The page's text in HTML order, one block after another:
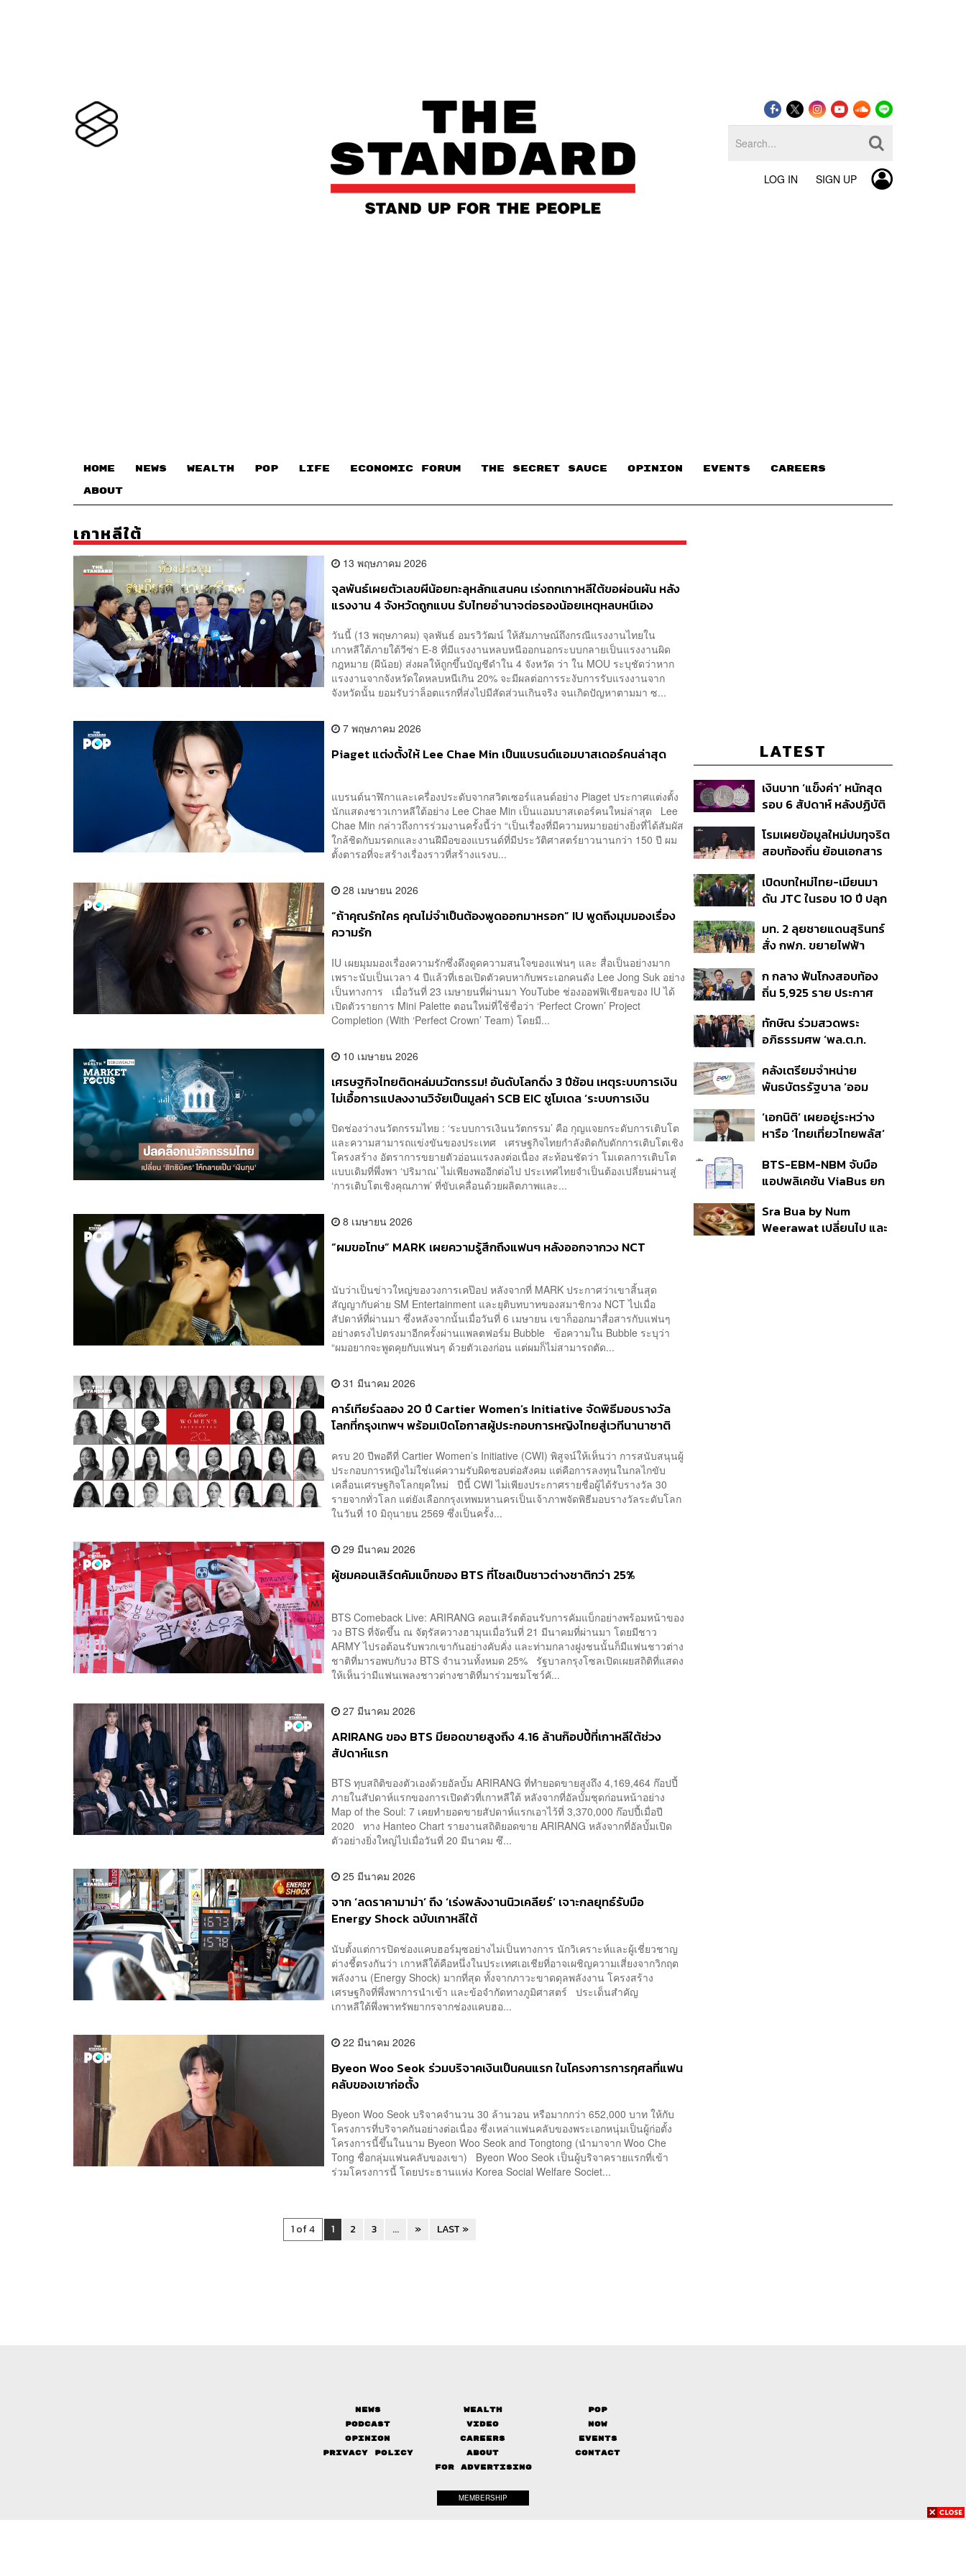
LOG IN SIGN UP
HOME NEWS WEALTH POP LIFE ECONOMIC FORUM THE SECRET SAUCE​ OPINION EVENTS CAREERS
ABOUT
เกาหลีใต้
13 พฤษภาคม 2026
จุลพันธ์เผยตัวเลขผีน้อยทะลุหลักแสนคน เร่งถกเกาหลีใต้ขอผ่อนผัน หลัง
แรงงาน 4 จังหวัดถูกแบน รับไทยอำนาจต่อรองน้อยเหตุหลบหนีเอง
วันนี้ (13 พฤษภาคม) จุลพันธ์ อมรวิวัฒน์ ให้สัมภาษณ์ถึงกรณีแรงงานไทยใน
เกาหลีใต้ภายใต้วีซ่า E-8 ที่มีแรงงานหลบหนีออกนอกระบบกลายเป็นแรงงานผิด
กฎหมาย (ผีน้อย) ส่งผลให้ถูกขึ้นบัญชีดำใน 4 จังหวัด ว่า ใน MOU ระบุชัดว่าหาก
แรงงานจากจังหวัดใดหลบหนีเกิน 20% จะมีผลต่อการระงับการรับแรงงานจาก
จังหวัดนั้น ยอมรับว่าล็อตแรกที่ส่งไปมีสัดส่วนเกินจริง จนเกิดปัญหาตามมา ซ...
7 พฤษภาคม 2026
Piaget แต่งตั้งให้ Lee Chae Min เป็นแบรนด์แอมบาสเดอร์คนล่าสุด
แบรนด์นาฬิกาและเครื่องประดับจากสวิตเซอร์แลนด์อย่าง Piaget ประกาศแต่งตั้ง
นักแสดงชาวเกาหลีใต้อย่าง Lee Chae Min เป็นแอมบาสเดอร์คนใหม่ล่าสุด Lee
Chae Min กล่าวถึงการร่วมงานครั้งนี้ว่า “เป็นเรื่องที่มีความหมายอย่างยิ่งที่ได้สัมผัส
ใกล้ชิดกับมรดกและงานฝีมือของแบรนด์ที่มีประวัติศาสตร์ยาวนานกว่า 150 ปี ผม
ตั้งตารอที่จะสร้างเรื่องราวที่สร้างแรงบ...
28 เมษายน 2026
“ถ้าคุณรักใคร คุณไม่จำเป็นต้องพูดออกมาหรอก” IU พูดถึงมุมมองเรื่อง
ความรัก
IU เผยมุมมองเรื่องความรักซึ่งดึงดูดความสนใจของแฟนๆ และ สื่อเป็นอย่างมาก
เพราะนับเป็นเวลา 4 ปีแล้วที่เธอเปิดตัวคบหากับพระเอกคนดัง Lee Jong Suk อย่าง
เป็นทางการ เมื่อวันที่ 23 เมษายนที่ผ่านมา YouTube ช่องออฟฟิเชียลของ IU ได้
เปิดตัวรายการ Mini Palette ตอนใหม่ที่ใช้ชื่อว่า ‘Perfect Crown’ Project
Completion (With ‘Perfect Crown’ Team) โดยมี...
10 เมษายน 2026
เศรษฐกิจไทยติดหล่มนวัตกรรม! อันดับโลกดิ่ง 3 ปีซ้อน เหตุระบบการเงิน
ไม่เอื้อการแปลงงานวิจัยเป็นมูลค่า SCB EIC ชูโมเดล ‘ระบบการเงิน
สามารถประเทศ
ปิดช่องว่างนวัตกรรมไทย : ‘ระบบการเงินนวัตกรรม’ คือ กุญแจยกระดับการเติบโต
และความสามารถแข่งขันของประเทศ เศรษฐกิจไทยกำลังติดกับดักการเติบโตเชิง
โครงสร้าง อัตราการขยายตัวอ่อนแรงลงต่อเนื่อง สะท้อนชัดว่า โมเดลการเติบโต
แบบเดิมที่พึ่งพา ‘ปริมาณ’ ไม่เพียงพออีกต่อไป ประเทศไทยจำเป็นต้องเปลี่ยนผ่านสู่
‘การเติบโตเชิงคุณภาพ’ ที่ขับเคลื่อนด้วยผลิตภาพและ...
8 เมษายน 2026
“ผมขอโทษ” MARK เผยความรู้สึกถึงแฟนๆ หลังออกจากวง NCT
นับว่าเป็นข่าวใหญ่ของวงการเคป๊อป หลังจากที่ MARK ประกาศว่าเขาสิ้นสุด
สัญญากับค่าย SM Entertainment และยุติบทบาทของสมาชิกวง NCT ไปเมื่อ
สัปดาห์ที่ผ่านมา ซึ่งหลังจากนั้นเมื่อวันที่ 6 เมษายน เขาก็ออกมาสื่อสารกับแฟนๆ
อย่างตรงไปตรงมาอีกครั้งผ่านแพลตฟอร์ม Bubble ข้อความใน Bubble ระบุว่า
“ผมอยากจะพูดคุยกับแฟนๆ ด้วยตัวเองก่อน แต่ผมก็ไม่สามารถตัด...
31 มีนาคม 2026
คาร์เทียร์ฉลอง 20 ปี Cartier Women’s Initiative จัดพิธีมอบรางวัล
โลกที่กรุงเทพฯ พร้อมเปิดโอกาสผู้ประกอบการหญิงไทยสู่เวทีนานาชาติ
ครบ 20 ปีพอดีที่ Cartier Women’s Initiative (CWI) พิสูจน์ให้เห็นว่า การสนับสนุนผู้
ประกอบการหญิงไม่ใช่แค่ความรับผิดชอบต่อสังคม แต่คือการลงทุนในกลไกขับ
เคลื่อนเศรษฐกิจโลกยุคใหม่ ปีนี้ CWI ไม่เพียงประกาศรายชื่อผู้ได้รับรางวัล 30
รายจากทั่วโลก แต่ยังเลือกกรุงเทพมหานครเป็นเจ้าภาพจัดพิธีมอบรางวัลระดับโลก
ในวันที่ 10 มิถุนายน 2569 ซึ่งเป็นครั้ง...
29 มีนาคม 2026
ผู้ชมคอนเสิร์ตคัมแบ็กของ BTS ที่โซลเป็นชาวต่างชาติกว่า 25%
BTS Comeback Live: ARIRANG คอนเสิร์ตต้อนรับการคัมแบ็กอย่างพร้อมหน้าของ
วง BTS ที่จัดขึ้น ณ จัตุรัสควางฮามุนเมื่อวันที่ 21 มีนาคมที่ผ่านมา โดยมีชาว
ARMY ไปรอต้อนรับพวกเขากันอย่างคับคั่ง และท่ามกลางฝูงชนนั้นก็มีแฟนชาวต่าง
ชาติที่มารอพบกับวง BTS จำนวนทั้งหมด 25% รัฐบาลกรุงโซลเปิดเผยสถิติที่แสดง
ให้เห็นว่ามีแฟนเพลงชาวต่างชาติที่มาร่วมชมโชว์คั...
27 มีนาคม 2026
ARIRANG ของ BTS มียอดขายสูงถึง 4.16 ล้านก๊อปปี้ที่เกาหลีใต้ช่วง
สัปดาห์แรก
BTS ทุบสถิติของตัวเองด้วยอัลบั้ม ARIRANG ที่ทำยอดขายสูงถึง 4,169,464 ก๊อปปี้
ภายในสัปดาห์แรกของการเปิดตัวที่เกาหลีใต้ หลังจากที่อัลบั้มชุดก่อนหน้าอย่าง
Map of the Soul: 7 เคยทำยอดขายสัปดาห์แรกเอาไว้ที่ 3,370,000 ก๊อปปี้เมื่อปี
2020 ทาง Hanteo Chart รายงานสถิติยอดขาย ARIRANG หลังจากที่อัลบั้มเปิด
ตัวอย่างยิ่งใหญ่ไปเมื่อวันที่ 20 มีนาคม ซึ...
25 มีนาคม 2026
จาก ‘ลดราคามาม่า’ ถึง ‘เร่งพลังงานนิวเคลียร์’ เจาะกลยุทธ์รับมือ
Energy Shock ฉบับเกาหลีใต้
นับตั้งแต่การปิดช่องแคบฮอร์มุซอย่างไม่เป็นทางการ นักวิเคราะห์และผู้เชี่ยวชาญ
ต่างชี้ตรงกันว่า เกาหลีใต้คือหนึ่งในประเทศเอเชียที่อาจเผชิญความเสี่ยงจากวิกฤต
พลังงาน (Energy Shock) มากที่สุด ทั้งจากภาวะขาดดุลพลังงาน โครงสร้าง
เศรษฐกิจที่พึ่งพาการนำเข้า และข้อจำกัดทางภูมิศาสตร์ ประเด็นสำคัญ
เกาหลีใต้พึ่งพาทรัพยากรจากช่องแคบฮอ...
22 มีนาคม 2026
Byeon Woo Seok ร่วมบริจาคเงินเป็นคนแรก ในโครงการการกุศลที่แฟน
คลับของเขาก่อตั้ง
Byeon Woo Seok บริจาคจำนวน 30 ล้านวอน หรือมากกว่า 652,000 บาท ให้กับ
โครงการที่บริจาคกันอย่างต่อเนื่อง ซึ่งเหล่าแฟนคลับของพระเอกหนุ่มเป็นผู้ก่อตั้ง
โครงการนี้ขึ้นในนาม Byeon Woo Seok and Tongtong (นำมาจาก Woo Che
Tong ชื่อกลุ่มแฟนคลับของเขา) Byeon Woo Seok เป็นผู้บริจาครายแรกที่เข้า
ร่วมโครงการนี้ โดยประธานแห่ง Korea Social Welfare Societ...
1 of 4 1 2 3 ... » LAST »
LATEST
เงินบาท ‘แข็งค่า’ หนักสุด
รอบ 6 สัปดาห์ หลังปฏิบัติ
สหรัฐฯ-ญี่ปุ่น Standard
Chartered เปิดเป้าสิ้นปีนี้
ต่อดอลลาร์
โรมเผยข้อมูลใหม่ปมทุจริต
สอบท้องถิ่น ย้อนเอกสาร
อนุทิน จ่อสอบต่อเอี่ยว
ตัดตอน ม.บูรพา หรือไม่
เปิดบทใหม่ไทย-เมียนมา
ดัน JTC ในรอบ 10 ปี ปลุก
ชายแดน ท่าเรือน้ำลึก
ทวาย
มท. 2 ลุยชายแดนสุรินทร์
สั่ง กฟภ. ขยายไฟฟ้า
350’ เสริมความมั่นคง
ชายแดน
ก กลาง ฟันโกงสอบท้อง
ถิ่น 5,925 ราย ประกาศ
ราย รอ ป.ป.ช. ขีดเส้นแล้ว
เสร็จ 31 ส.ค.
ทักษิณ ร่วมสวดพระ
อภิธรรมศพ ‘พล.ต.ท.
สิน’ สิริอายุ 103 ปี แกนนำ
เพื่อไทย-บุคคลหลาก
คลังเตรียมจำหน่าย
พันธบัตรรัฐบาล ‘ออม
ก.ย.นี้ อาจเพิ่มสัดส่วนการ
ขายแบบ Small Lot First
‘เอกนิติ’ เผยอยู่ระหว่าง
หารือ ‘ไทยเที่ยวไทยพลัส’
แสนล้าน มั่นใจงบต่อ ‘ไทย
ช่วยไทย พลัส’ เฟส 2 มี
BTS-EBM-NBM จับมือ
แอปพลิเคชัน ViaBus ยก
รถไฟฟ้า 3 สายแบบเรียล
ไทม์
Sra Bua by Num
Weerawat เปลี่ยนไป และ
News Wealth
Pop
Podcast
Video
Now
Opinion
Careers
Events
Privacy Policy
About
Contact
FOR ADVERTISING
MEMBERSHIP